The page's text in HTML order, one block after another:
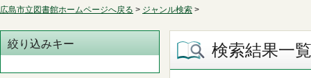
広島市立図書館ホームページへ戻る > ジャンル検索 >
検索結果一覧
絞り込みキー